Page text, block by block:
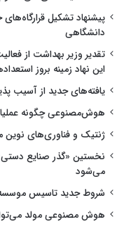
پیشنهاد تشکیل
دانشگاهی
تقدیر وزیر بهداشت از
این نهاد زمینه بروز
یافته‌های جدید از آسیب
هوش‌مصنوعی چگونه
ژنتیک و فناوری‌های نوین
نخستین «گذر صنایع
می‌شود
شروط جدید تاسیس
هوش مصنوعی مولد